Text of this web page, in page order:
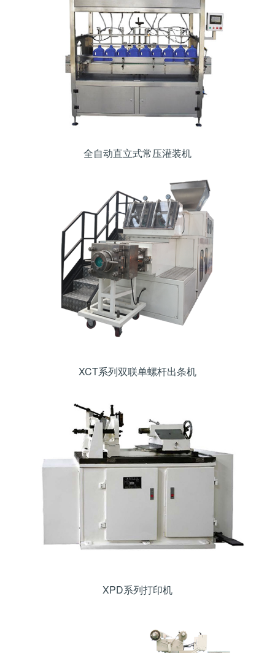
全自动直立式常压灌装机
XCT系列双联单螺杆出条机
XPD系列打印机